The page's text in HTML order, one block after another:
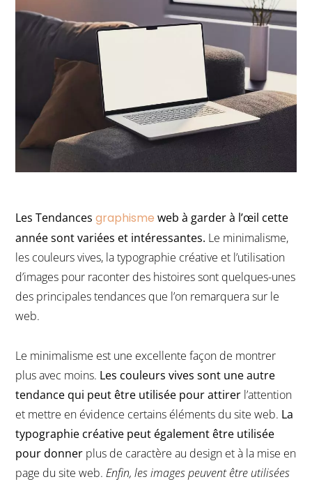
Les Tendancesgraphisme web à garder à l’œil cette
année sont variées et intéressantes. Le minimalisme,
les couleurs vives, la typographie créative et l’utilisation
d’images pour raconter des histoires sont quelques-unes
des principales tendances que l’on remarquera sur le
web.
Le minimalisme est une excellente façon de montrer
plus avec moins. Les couleurs vives sont une autre
tendance qui peut être utilisée pour attirer l’attention
et mettre en évidence certains éléments du site web. La
typographie créative peut également être utilisée
pour donner plus de caractère au design et à la mise en
page du site web.Enfin, les images peuvent être utilisées